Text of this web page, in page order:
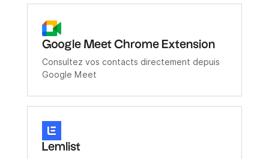
Google Meet Chrome Extension
Consultez vos contacts directement depuis
Google Meet
Lemlist